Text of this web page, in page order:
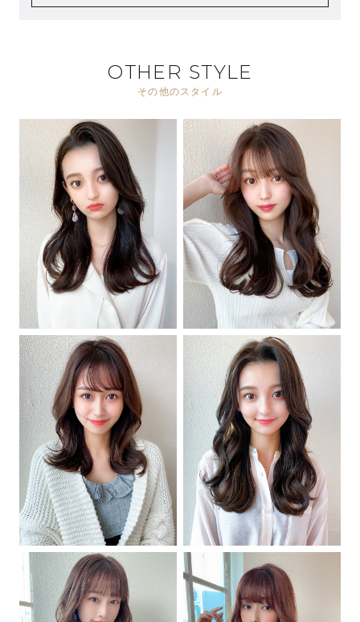
OTHER STYLE
その他のスタイル